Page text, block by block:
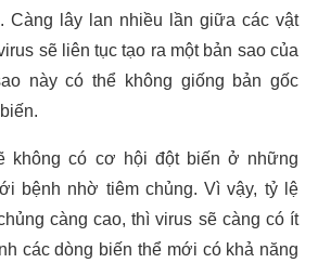
Càng lây lan nhiều lần giữa các vật
sẽ liên tục tạo ra một bản sao của
này có thể không giống bản gốc
không có cơ hội đột biến ở những
bệnh nhờ tiêm chủng. Vì vậy, tỷ lệ
càng cao, thì virus sẽ càng có ít
các dòng biến thể mới có khả năng